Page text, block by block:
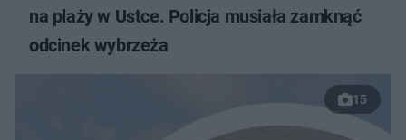
na plaży w Ustce. Policja musiała zamknąć
odcinek wybrzeża
15